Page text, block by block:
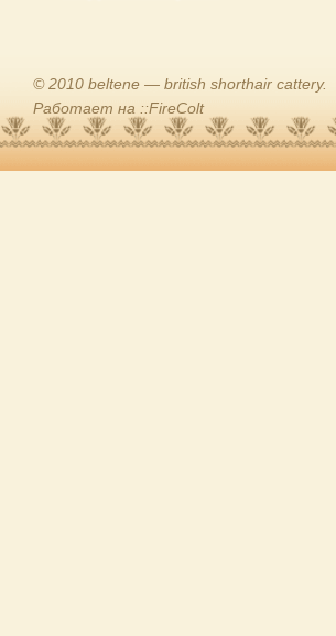
© 2010 beltene — british shorthair cattery.
Работает на ::FireColt